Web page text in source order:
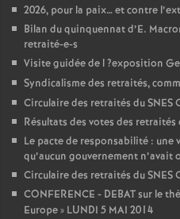
2026, pour la paix… et contre
Bilan du quinquennat d’E.
retraité-e-s
Visite guidée de l?exposition
Syndicalisme des retraités,
Circulaire des retraités duSNES
Résultats des votes des retraités
Le pacte de responsabilité :
qu’aucun gouvernement
Circulaire des retraités duSNES
CONFERENCE - DEBATsur le
Europe» LUNDI 5 MAI 2014